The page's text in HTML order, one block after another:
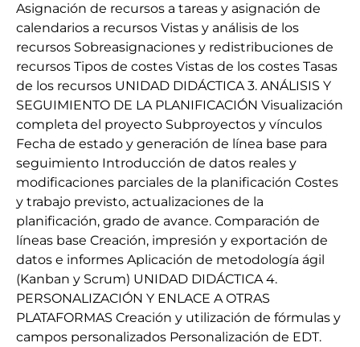
Asignación de recursos a tareas y asignación de
calendarios a recursos Vistas y análisis de los
recursos Sobreasignaciones y redistribuciones de
recursos Tipos de costes Vistas de los costes Tasas
de los recursos UNIDAD DIDÁCTICA 3. ANÁLISIS Y
SEGUIMIENTO DE LA PLANIFICACIÓN Visualización
completa del proyecto Subproyectos y vínculos
Fecha de estado y generación de línea base para
seguimiento Introducción de datos reales y
modificaciones parciales de la planificación Costes
y trabajo previsto, actualizaciones de la
planificación, grado de avance. Comparación de
líneas base Creación, impresión y exportación de
datos e informes Aplicación de metodología ágil
(Kanban y Scrum) UNIDAD DIDÁCTICA 4.
PERSONALIZACIÓN Y ENLACE A OTRAS
PLATAFORMAS Creación y utilización de fórmulas y
campos personalizados Personalización de EDT.